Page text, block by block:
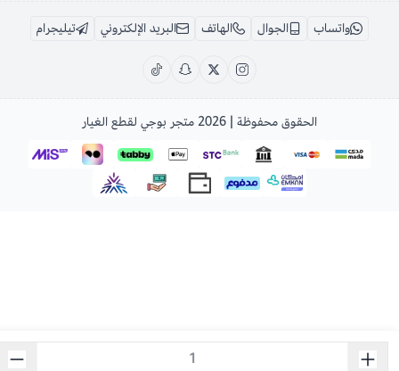
واتساب الجوال الهاتف البريد الإلكتروني تيليجرام
الحقوق محفوظة | 2026 متجر بوجي لقطع الغيار